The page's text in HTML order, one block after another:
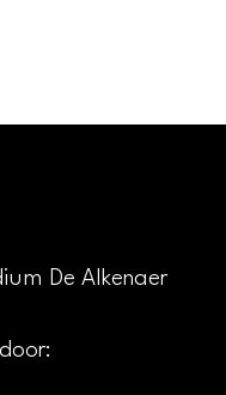
De Alkenaer